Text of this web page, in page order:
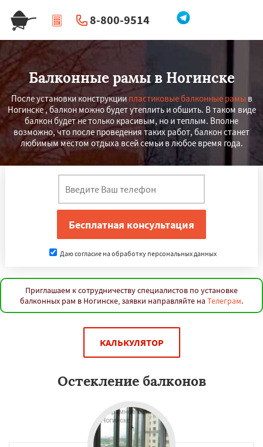
8-800-9514
| Перезвоните мне
Балконные рамы в Ногинске
После установки конструкции пластиковые балконные рамы в
Ногинске , балкон можно будет утеплить и обшить. В таком виде
балкон будет не только красивым, но и теплым. Вполне
возможно, что после проведения таких работ, балкон станет
любимым местом отдыха всей семьи в любое время года.
Даю согласие на обработку персональных данных
Приглашаем к сотрудничеству специалистов по установке
балконных рам в Ногинске, заявки направляйте на Телеграм.
КАЛЬКУЛЯТОР
Остекление балконов